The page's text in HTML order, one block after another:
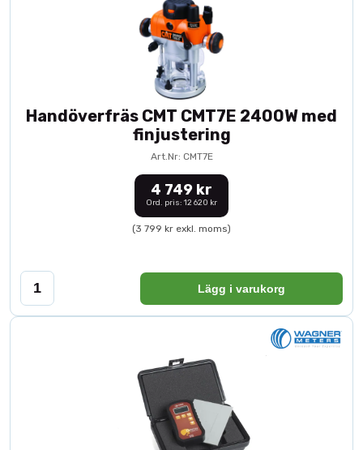
Handöverfräs CMT CMT7E 2400W med
finjustering
Art.Nr: CMT7E
4 749 kr
Ord. pris: 12 620 kr
(3 799 kr exkl. moms)
Lägg i varukorg